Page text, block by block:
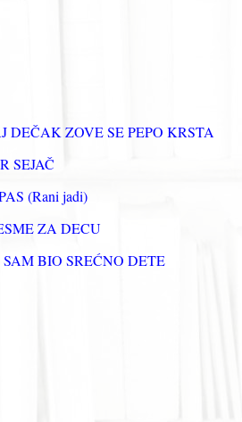
DEČAK ZOVE SE PEPO KRSTA
SEJAČ
(Rani jadi)
ZA DECU
BIO SREĆNO DETE